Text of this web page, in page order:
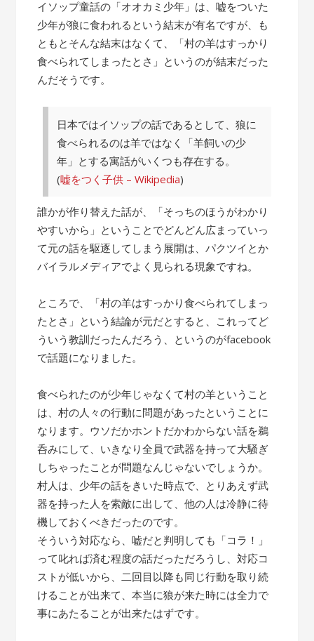
話”
イソップ童話の「オオカミ少年」は、嘘をついた
少年が狼に食われるという結末が有名ですが、も
ともとそんな結末はなくて、「村の羊はすっかり
食べられてしまったとさ」というのが結末だった
んだそうです。
日本ではイソップの話であるとして、狼に
食べられるのは羊ではなく「羊飼いの少
年」とする寓話がいくつも存在する。
(嘘をつく子供 – Wikipedia)
誰かが作り替えた話が、「そっちのほうがわかり
やすいから」ということでどんどん広まっていっ
て元の話を駆逐してしまう展開は、パクツイとか
バイラルメディアでよく見られる現象ですね。
ところで、「村の羊はすっかり食べられてしまっ
たとさ」という結論が元だとすると、これってど
ういう教訓だったんだろう、というのがfacebook
で話題になりました。
食べられたのが少年じゃなくて村の羊ということ
は、村の人々の行動に問題があったということに
なります。ウソだかホントだかわからない話を鵜
呑みにして、いきなり全員で武器を持って大騒ぎ
しちゃったことが問題なんじゃないでしょうか。
村人は、少年の話をきいた時点で、とりあえず武
器を持った人を索敵に出して、他の人は冷静に待
機しておくべきだったのです。
そういう対応なら、嘘だと判明しても「コラ！」
って叱れば済む程度の話だっただろうし、対応コ
ストが低いから、二回目以降も同じ行動を取り続
けることが出来て、本当に狼が来た時には全力で
事にあたることが出来たはずです。